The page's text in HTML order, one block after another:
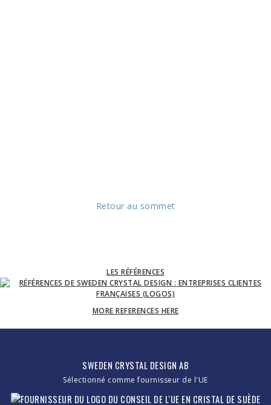
Retour au sommet
LES RÉFÉRENCES
MORE REFERENCES HERE
SWEDEN CRYSTAL DESIGN AB
Sélectionné comme fournisseur de l'UE